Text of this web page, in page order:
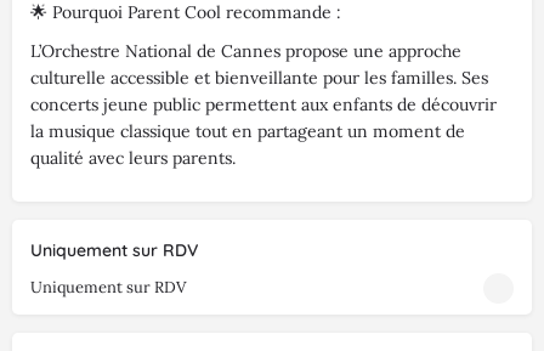
🌟 Pourquoi Parent Cool recommande :
L’Orchestre National de Cannes propose une approche
culturelle accessible et bienveillante pour les familles. Ses
concerts jeune public permettent aux enfants de découvrir
la musique classique tout en partageant un moment de
qualité avec leurs parents.
Uniquement sur RDV
Uniquement sur RDV